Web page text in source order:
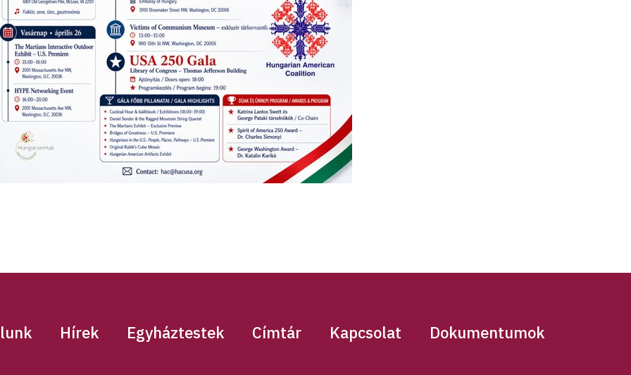
Hírek Egyháztestek Címtár Kapcsolat Dokumentumok